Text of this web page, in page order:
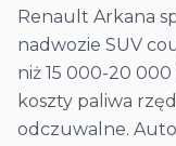
Renault Arkana
nadwozie SUV
niż 15 000-20
koszty paliwa
odczuwalne.